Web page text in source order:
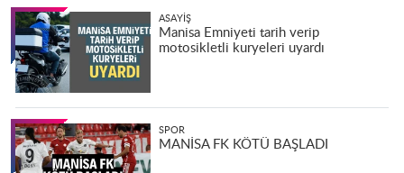
ASAYIŞ
Manisa Emniyeti tarih verip
motosikletli kuryeleri uyardı
SPOR
MANİSA FK KÖTÜ BAŞLADI